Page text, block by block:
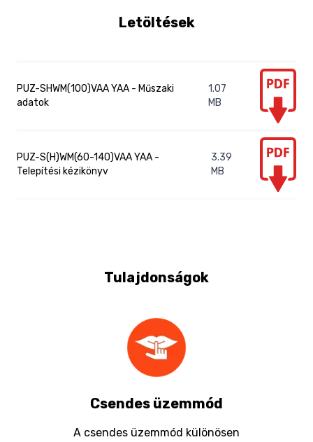
Letöltések
PUZ-SHWM(100)VAA YAA - Műszaki
adatok
1.07
MB
PUZ-S(H)WM(60-140)VAA YAA -
Telepítési kézikönyv
3.39
MB
Tulajdonságok
Csendes üzemmód
A csendes üzemmód különösen